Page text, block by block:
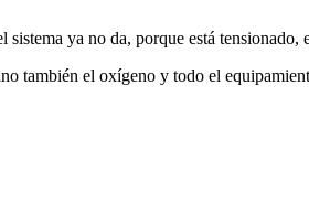
ya no da, porque está tensionado,
también el oxígeno y todo el